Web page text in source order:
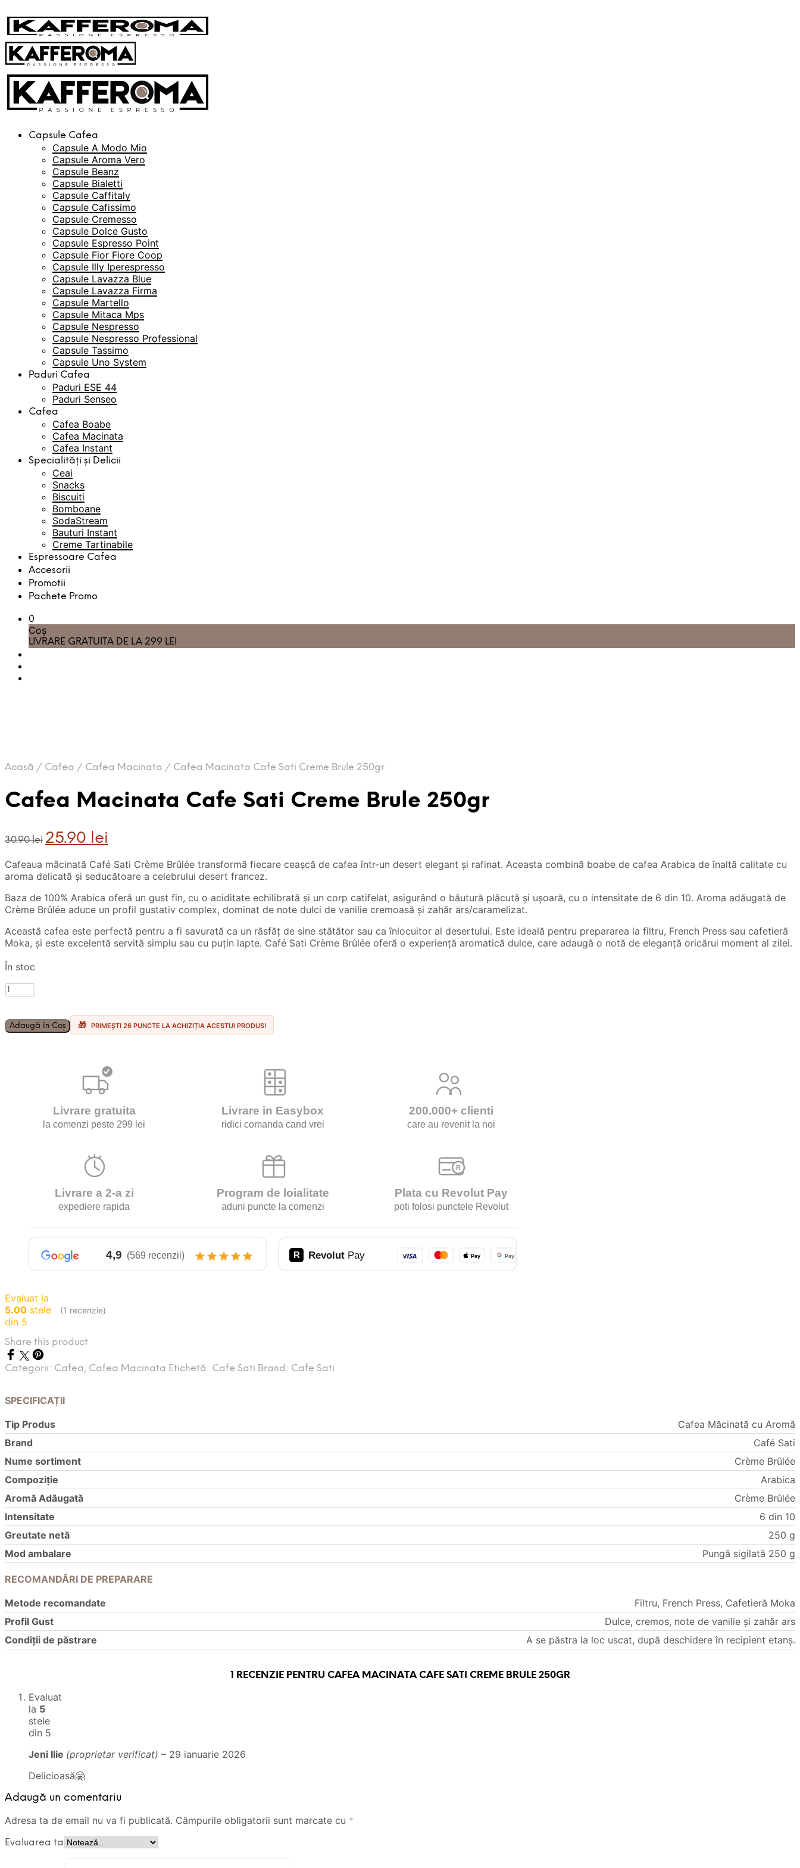
Capsule Cafea
Capsule A Modo Mio
Capsule Aroma Vero
Capsule Beanz
Capsule Bialetti
Capsule Caffitaly
Capsule Cafissimo
Capsule Cremesso
Capsule Dolce Gusto
Capsule Espresso Point
Capsule Fior Fiore Coop
Capsule Illy Iperespresso
Capsule Lavazza Blue
Capsule Lavazza Firma
Capsule Martello
Capsule Mitaca Mps
Capsule Nespresso
Capsule Nespresso Professional
Capsule Tassimo
Capsule Uno System
Paduri Cafea
Paduri ESE 44
Paduri Senseo
Cafea
Cafea Boabe
Cafea Macinata
Cafea Instant
Specialități și Delicii
Ceai
Snacks
Biscuiti
Bomboane
SodaStream
Bauturi Instant
Creme Tartinabile
Espressoare Cafea
Accesorii
Promotii
Pachete Promo
0
Coș
LIVRARE GRATUITA DE LA 299 LEI
Acasă / Cafea / Cafea Macinata / Cafea Macinata Cafe Sati Creme Brule 250gr
Cafea Macinata Cafe Sati Creme Brule 250gr
30.90lei
Prețul
inițial
fost:
30.90 lei.
25.90 leicurent
este:
25.90 lei.
Cafeaua măcinată Café Sati Crème Brûlée transformă fiecare ceașcă de cafea într-un desert elegant și rafinat. Aceasta combină boabe de cafea Arabica de înaltă calitate cu
aroma delicată și seducătoare a celebrului desert francez.
Baza de 100% Arabica oferă un gust fin, cu o aciditate echilibrată și un corp catifelat, asigurând o băutură plăcută și ușoară, cu o intensitate de 6 din 10. Aroma adăugată de
Crème Brûlée aduce un profil gustativ complex, dominat de note dulci de vanilie cremoasă și zahăr ars/caramelizat.
Această cafea este perfectă pentru a fi savurată ca un răsfăț de sine stătător sau ca înlocuitor al desertului. Este ideală pentru prepararea la filtru, French Press sau cafetieră
Moka, și este excelentă servită simplu sau cu puțin lapte. Café Sati Crème Brûlée oferă o experiență aromatică dulce, care adaugă o notă de eleganță oricărui moment al zilei.
În stoc
Cantitate
Cafea
Cafe
Sati
Adaugă în Coș PRIMEȘTI 26 PUNCTE LA ACHIZIȚIA ACESTUI PRODUS!
Evaluat la
5.00 stele
din 5
(1 recenzie)
Share this product
Categorii: Cafea, Cafea Macinata Etichetă: Cafe Sati Brand: Cafe Sati
SPECIFICAȚII
Tip Produs
Cafea Măcinată cu Aromă
Brand
Café Sati
Nume sortiment
Crème Brûlée
Compoziție
Arabica
Aromă Adăugată
Crème Brûlée
Intensitate
6 din 10
Greutate netă
250 g
Mod ambalare
Pungă sigilată 250 g
RECOMANDĂRI DE PREPARARE
Metode recomandate
Filtru, French Press, Cafetieră Moka
Profil Gust
Dulce, cremos, note de vanilie și zahăr ars
Condiții de păstrare
A se păstra la loc uscat, după deschidere în recipient etanș.
1 RECENZIE PENTRU CAFEA MACINATA CAFE SATI CREME BRULE 250GR
Evaluat
la 5
stele
din 5
Jeni Ilie (proprietar verificat) – 29 ianuarie 2026
Delicioasă🤗
Adaugă un comentariu
Adresa ta de email nu va fi publicată. Câmpurile obligatorii sunt marcate cu *
Evaluarea ta